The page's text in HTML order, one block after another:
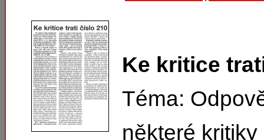
Ke kritice
Téma:
některé